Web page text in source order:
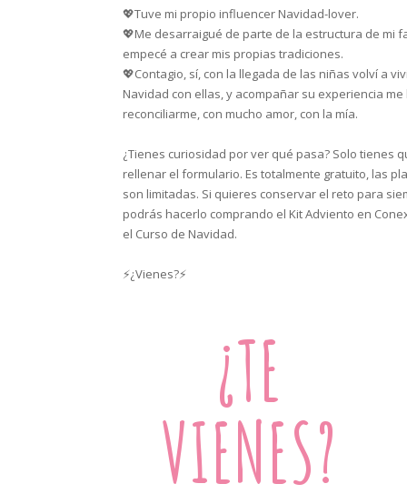
💖Tuve mi propio influencer Navidad-lover.
💖Me desarraigué de parte de la estructura de mi
empecé a crear mis propias tradiciones.
💖Contagio, sí, con la llegada de las niñas volví a
Navidad con ellas, y acompañar su experiencia me
reconciliarme, con mucho amor, con la mía.
¿Tienes curiosidad por ver qué pasa? Solo tienes
rellenar el formulario. Es totalmente gratuito, las
son limitadas. Si quieres conservar el reto para
podrás hacerlo comprando el Kit Adviento en
el Curso de Navidad.
⚡¿Vienes?⚡
¿TE
VIENES?